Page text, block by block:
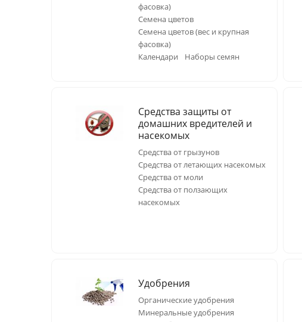
фасовка)
Семена цветов
Семена цветов (вес и крупная
фасовка)
Календари
Наборы семян
Средства защиты от
домашних вредителей и
насекомых
Средства от грызунов
Средства от летающих насекомых
Средства от моли
Средства от ползающих
насекомых
Удобрения
Органические удобрения
Минеральные удобрения